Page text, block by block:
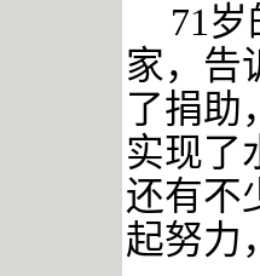
71
家，告
了捐助
实现了
还有不
起努力